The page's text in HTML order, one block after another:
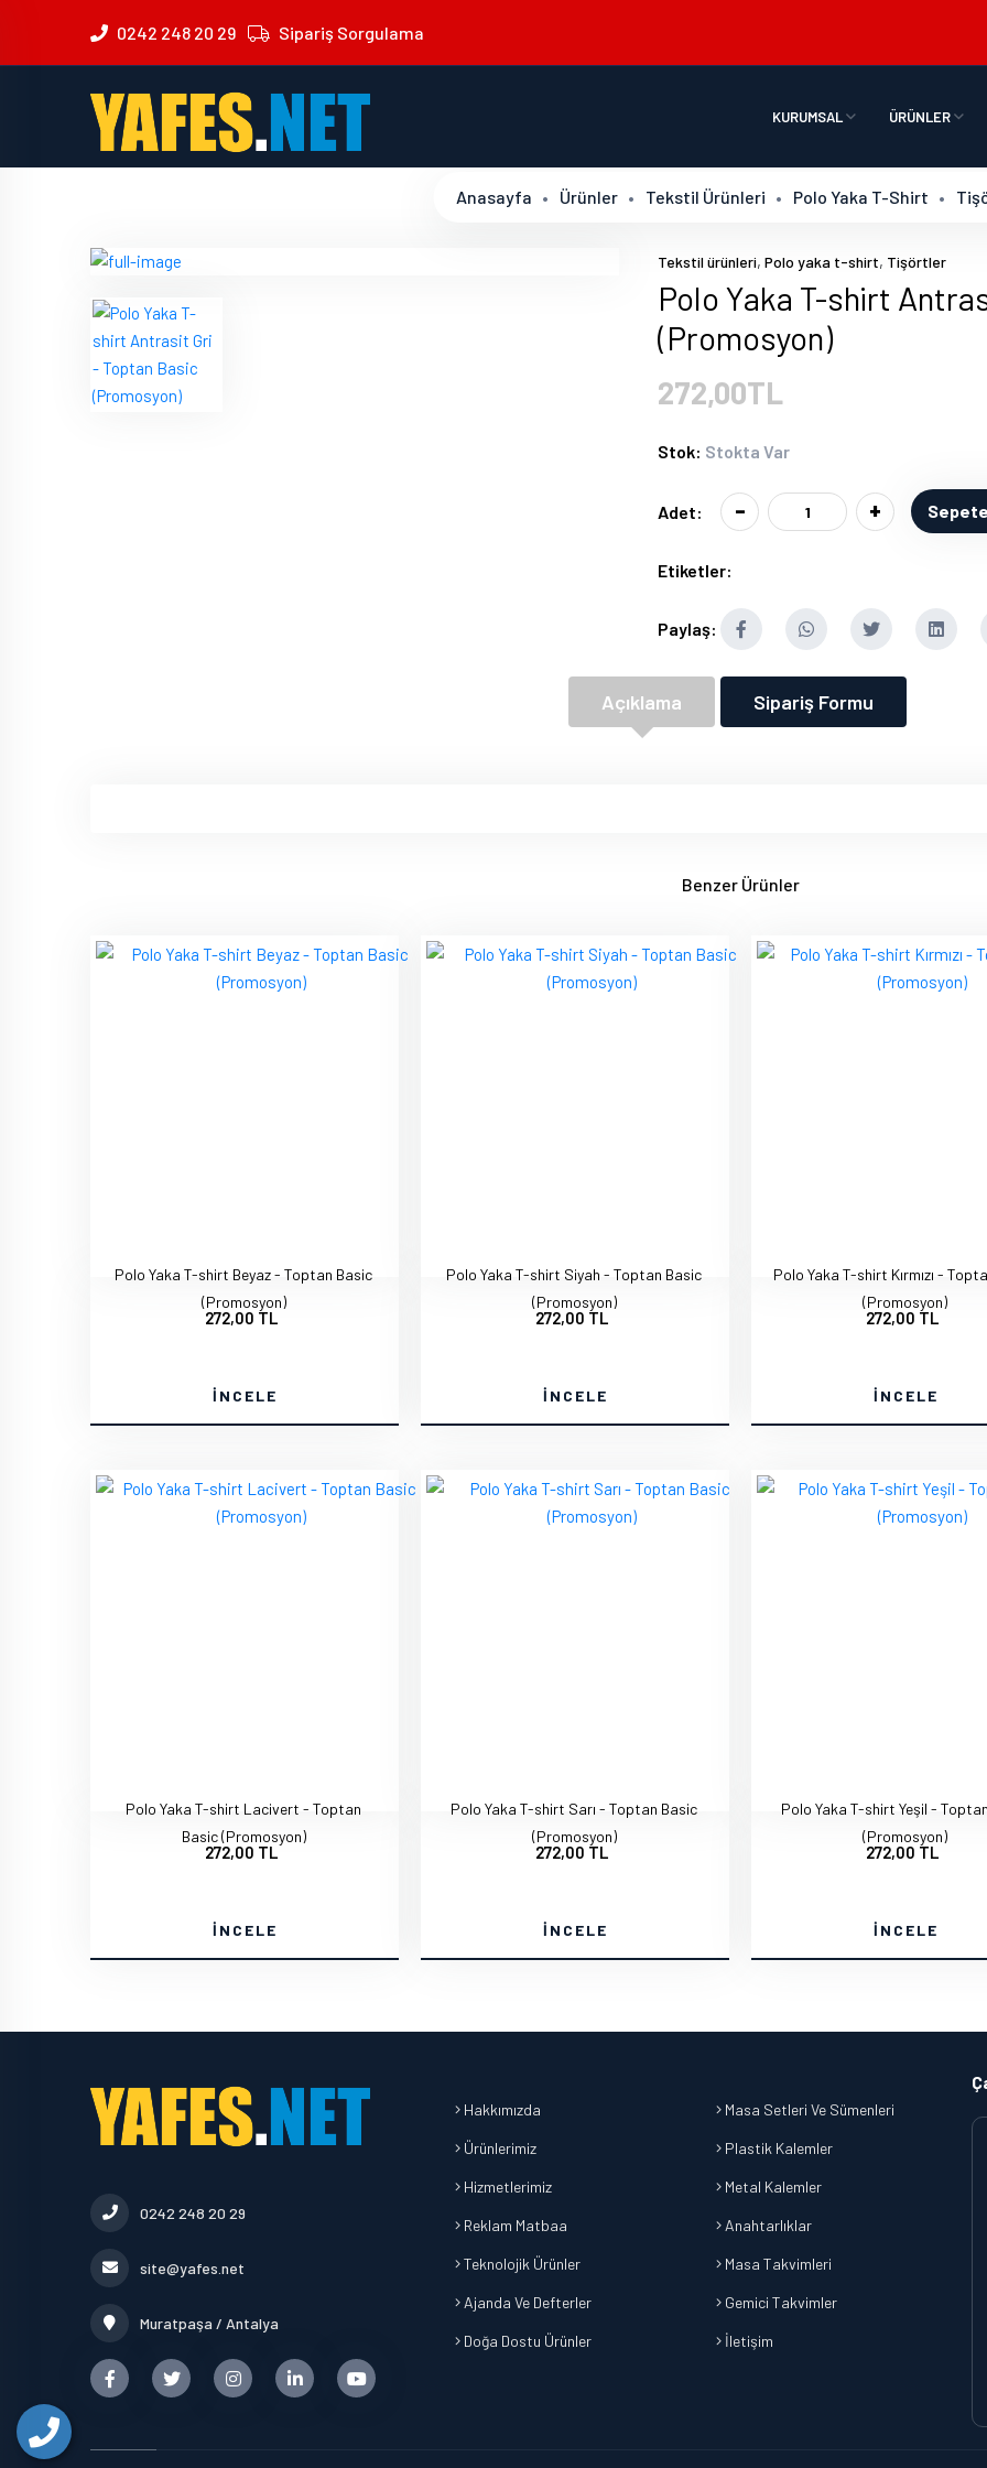
0242 248 20 29 Sipariş Sorgulama
KURUMSAL ÜRÜNLER
Anasayfa Ürünler Tekstil Ürünleri Polo Yaka T-Shirt
Tekstil ürünleri, Polo yaka t-shirt, Tişörtler
Polo Yaka T-shirt
(Promosyon)
272,00TL
Stok: Stokta Var
Adet: - +
Etiketler:
Paylaş:
Açıklama Sipariş Formu
Benzer Ürünler
Polo Yaka T-shirt Beyaz - Toptan Basic
(Promosyon)
272,00 TL
İNCELE
Polo Yaka T-shirt Siyah - Toptan Basic
(Promosyon)
272,00 TL
İNCELE
Polo Yaka T-shirt Kırmızı -
(Promosyon)
272,00 TL
İNCELE
Polo Yaka T-shirt Lacivert - Toptan
Basic (Promosyon)
272,00 TL
İNCELE
Polo Yaka T-shirt Sarı - Toptan Basic
(Promosyon)
272,00 TL
İNCELE
Polo Yaka T-shirt Yeşil -
(Promosyon)
272,00 TL
İNCELE
0242 248 20 29
site@yafes.net
Muratpaşa / Antalya
Hakkımızda
Ürünlerimiz
Hizmetlerimiz
Reklam Matbaa
Teknolojik Ürünler
Ajanda Ve Defterler
Doğa Dostu Ürünler
Masa Setleri Ve Sümenleri
Plastik Kalemler
Metal Kalemler
Anahtarlıklar
Masa Takvimleri
Gemici Takvimler
İletişim